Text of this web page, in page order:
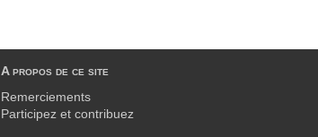
A propos de ce site
Remerciements
Participez et contribuez